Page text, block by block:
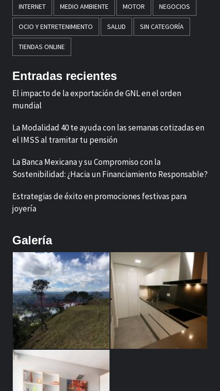
INTERNET MEDIO AMBIENTE MOTOR NEGOCIOS
OCIO Y ENTRETENIMIENTO SALUD SIN CATEGORÍA
TIENDAS ONLINE
Entradas recientes
El impacto de la exportación de GNL en el orden
mundial
La Modalidad 40 te ayuda con las semanas cotizadas en
el IMSS al tramitar tu pensión
La Banca Mexicana y su Compromiso con la
Sostenibilidad: ¿Hacia un Financiamiento Responsable?
Estrategias de éxito en promociones festivas para
joyería
Galería